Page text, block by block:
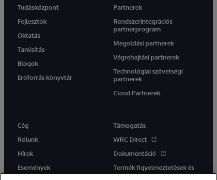
Tudásközpont
Fejlesztők
Oktatás
Tanúsítás
Blogok
Erőforrás könyvtár
Partnerek
Rendszerintegrációs
partnerprogram
Megoldási partnerek
Végrehajtási partnerek
Technológiai szövetségi
partnerek
Cloud Partnerek
Cég
Rólunk
Hírek
Események
Támogatás
WRC Direct
Dokumentáció
Termék figyelmeztetések és
tanácsok